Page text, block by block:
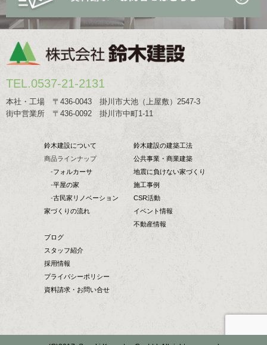
TEL.0537-21-2131
本社・工場 〒436-0043 掛川市大池（上屋敷）2547-3
街中営業所 〒436-0092 掛川市中町1-11
鈴木建設について
商品ラインナップ
-フォルカーサ
-平屋の家
-古民家リノベーション
家づくりの流れ
鈴木建設の建築工法
公共事業・商業建築
地震に負けない家づくり
施工事例
CSR活動
イベント情報
不動産情報
ブログ
スタッフ紹介
採用情報
プライバシーポリシー
資料請求・お問い合せ